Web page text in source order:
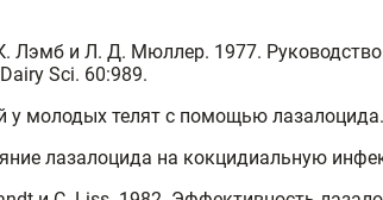
Лэмб и Л. Д. Мюллер. 1977.
Sci. 60:989.
молодых телят с помощью лазалоцида.
лазалоцида на кокцидиальную